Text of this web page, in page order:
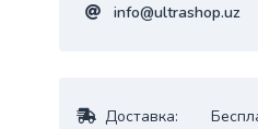
info@ultrashop.uz
Доставка: